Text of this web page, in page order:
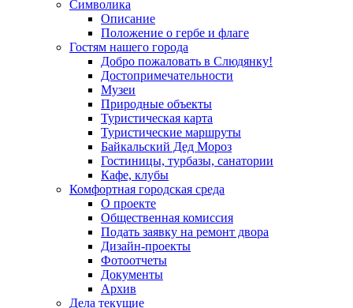
Символика
Описание
Положение о гербе и флаге
Гостям нашего города
Добро пожаловать в Слюдянку!
Достопримечательности
Музеи
Природные объекты
Туристическая карта
Туристические маршруты
Байкальский Дед Мороз
Гостиницы, турбазы, санатории
Кафе, клубы
Комфортная городская среда
О проекте
Общественная комиссия
Подать заявку на ремонт двора
Дизайн-проекты
Фотоотчеты
Документы
Архив
Дела текущие